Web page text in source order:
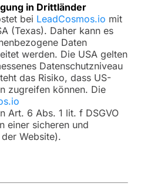
in Drittländer
bei LeadCosmos.io mit
(Texas). Daher kann es
Daten
werden. Die USA gelten
Datenschutzniveau
das Risiko, dass US-
zugreifen können. Die
Art. 6 Abs. 1 lit. f DSGVO
einer sicheren und
Website).